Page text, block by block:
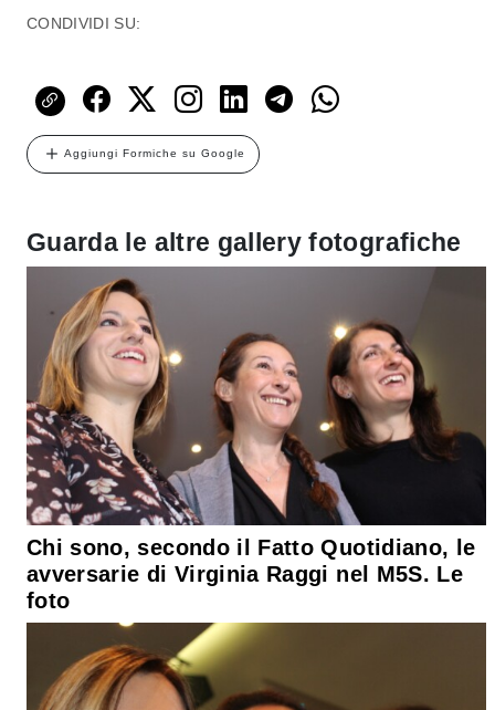
CONDIVIDI SU:
Aggiungi Formiche su Google
Guarda le altre gallery fotografiche
Chi sono, secondo il Fatto Quotidiano, le
avversarie di Virginia Raggi nel M5S. Le
foto